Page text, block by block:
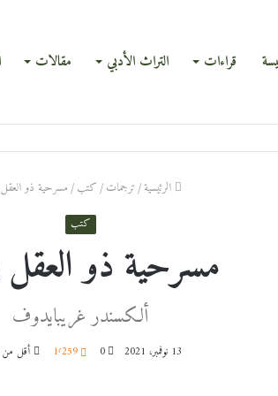
قراءات التراث الأدبي مقالات
الرئيسية/ترجمات/كتب/مسرحية ذو
كتب
مسرحية ذو
ألكسندر غريبايدوف
13 نوفمبر، 2021 0 1٬259 أقل من